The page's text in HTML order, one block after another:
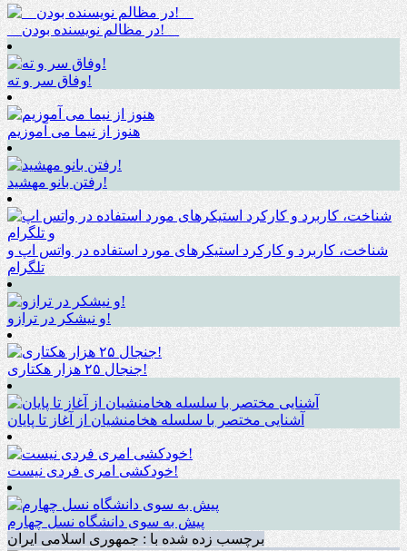
__در مظالم نویسنده بودن!__
وفاق سر و ته!
هنوز از نیما می آموزیم
رفتن بانو مهشید!
شناخت، کاربرد و کارکرد استیکرهای مورد استفاده در واتس اپ و
تلگرام
و نیشکر در ترازو!
جنجال ۲۵ هزار هکتاری!
آشنایی مختصر با سلسله هخامنشیان از آغاز تا پایان
خودکشی امری فردی نیست!
پیش به سوی دانشگاه نسل چهارم
برچسب زده شده با : جمهوری اسلامی ایران